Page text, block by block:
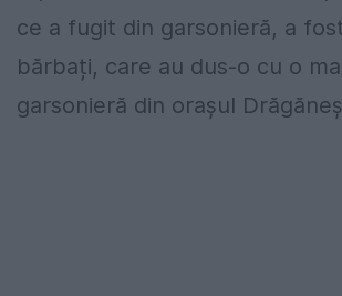
ce a fugit din garsonieră, a
bărbați, care au dus-o cu o
garsonieră din orașul